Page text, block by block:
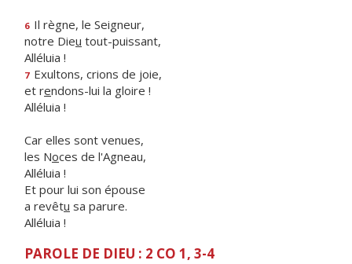
6 Il règne, le Seigneur,
notre Dieu tout-puissant,
Alléluia !
7 Exultons, crions de joie,
et rendons-lui la gloire !
Alléluia !
Car elles sont venues,
les Noces de l'Agneau,
Alléluia !
Et pour lui son épouse
a revêtu sa parure.
Alléluia !
PAROLE DE DIEU : 2 CO 1, 3-4